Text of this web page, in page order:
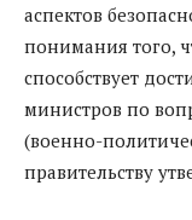
аспектов
понимания того,
способствует
министров по
(военно-
правительству